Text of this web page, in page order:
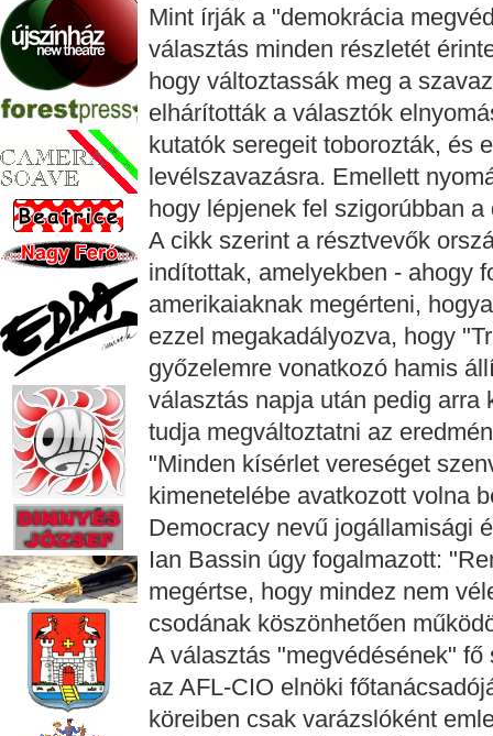
Mint írják a "demokrácia
választás minden részletét
hogy változtassák meg a
elhárították a választók
kutatók seregeit toborozták, és
levélszavazásra. Emellett
hogy lépjenek fel szigorúbban
A cikk szerint a résztvevők
indítottak, amelyekben - ahogy
amerikaiaknak megérteni,
ezzel megakadályozva, hogy
győzelemre vonatkozó hamis
választás napja után pedig arra
tudja megváltoztatni az
"Minden kísérlet vereséget
kimenetelébe avatkozott volna
Democracy nevű jogállamisági
Ian Bassin úgy fogalmazott:
megértse, hogy mindez nem
csodának köszönhetően
A választás "megvédésének"
az AFL-CIO elnöki
köreiben csak varázslóként